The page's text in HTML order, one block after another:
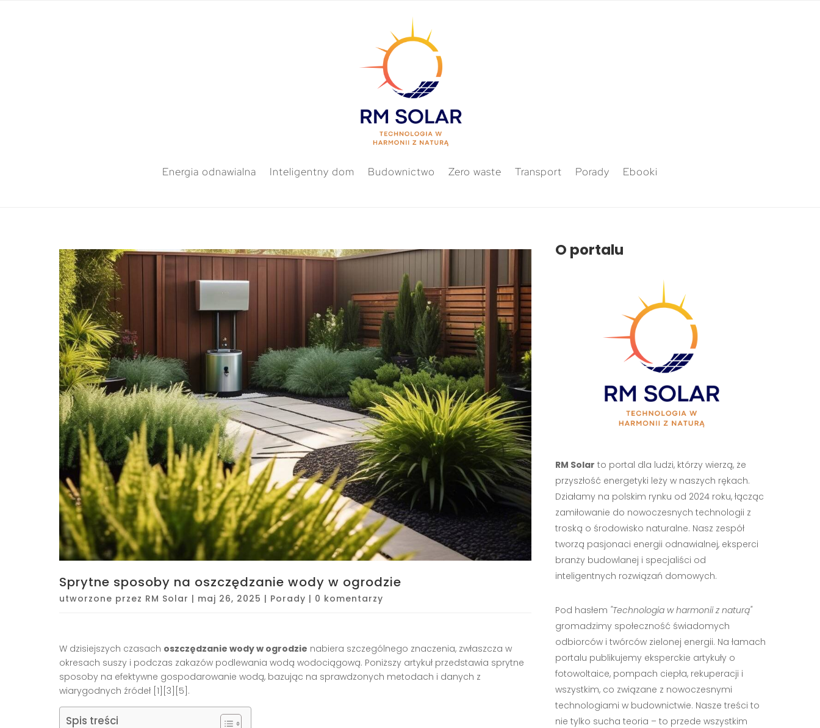
Energia odnawialna Inteligentny dom Budownictwo Zero waste Transport Porady Ebooki
Sprytne sposoby na oszczędzanie wody w ogrodzie
utworzone przez RM Solar | maj 26, 2025 | Porady | 0 komentarzy
W dzisiejszych czasach oszczędzanie wody w ogrodzie nabiera szczególnego znaczenia, zwłaszcza w
okresach suszy i podczas zakazów podlewania wodą wodociągową. Poniższy artykuł przedstawia sprytne
sposoby na efektywne gospodarowanie wodą, bazując na sprawdzonych metodach i danych z
wiarygodnych źródeł [1][3][5].
Spis treści
O portalu
RM Solar to portal dla ludzi, którzy wierzą, że
przyszłość energetyki leży w naszych rękach.
Działamy na polskim rynku od 2024 roku, łącząc
zamiłowanie do nowoczesnych technologii z
troską o środowisko naturalne. Nasz zespół
tworzą pasjonaci energii odnawialnej, eksperci
branży budowlanej i specjaliści od
inteligentnych rozwiązań domowych.
Pod hasłem "Technologia w harmonii z naturą"
gromadzimy społeczność świadomych
odbiorców i twórców zielonej energii. Na łamach
portalu publikujemy eksperckie artykuły o
fotowoltaice, pompach ciepła, rekuperacji i
wszystkim, co związane z nowoczesnymi
technologiami w budownictwie. Nasze treści to
nie tylko sucha teoria – to przede wszystkim